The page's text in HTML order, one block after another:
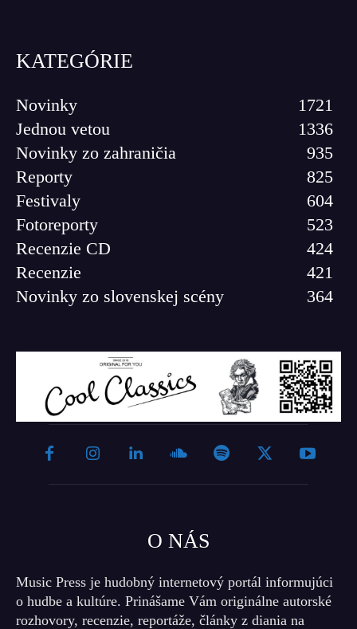
KATEGÓRIE
Novinky
1721
Jednou vetou
1336
Novinky zo zahraničia
935
Reporty
825
Festivaly
604
Fotoreporty
523
Recenzie CD
424
Recenzie
421
Novinky zo slovenskej scény
364
O NÁS
Music Press je hudobný internetový portál informujúci
o hudbe a kultúre. Prinášame Vám originálne autorské
rozhovory, recenzie, reportáže, články z diania na